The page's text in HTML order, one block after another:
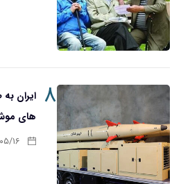
۸ ایران
های
۱۴۰۵/